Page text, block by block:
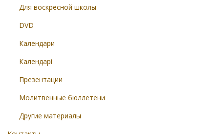
Для воскресной школы
DVD
Календари
Календарі
Презентации
Молитвенные бюллетени
Другие материалы